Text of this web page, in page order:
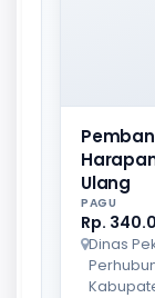
Ulang
PAGU
Rp.
Dinas